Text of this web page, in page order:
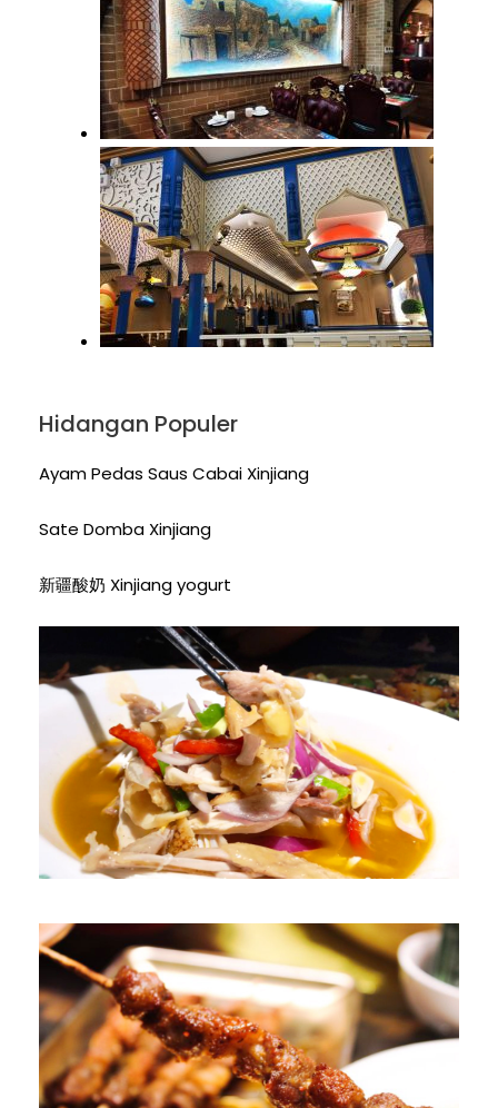
Hidangan Populer
Ayam Pedas Saus Cabai Xinjiang
Sate Domba Xinjiang
新疆酸奶 Xinjiang yogurt